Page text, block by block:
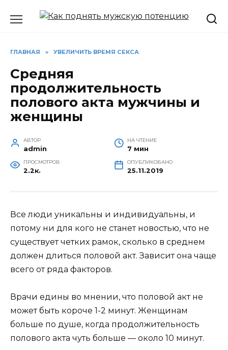
ГЛАВНАЯ » УВЕЛИЧИТЬ ВРЕМЯ СЕКСА
Средняя
продолжительность
полового акта мужчины и
женщины
АВТОР
admin
НА ЧТЕНИЕ
7 мин
ПРОСМОТРОВ
2.2к.
ОПУБЛИКОВАНО
25.11.2019
Все люди уникальны и индивидуальны, и
потому ни для кого не станет новостью, что не
существует четких рамок, сколько в среднем
должен длиться половой акт. Зависит она чаще
всего от ряда факторов.
Врачи едины во мнении, что половой акт не
может быть короче 1-2 минут. Женщинам
больше по душе, когда продолжительность
полового акта чуть больше — около 10 минут.